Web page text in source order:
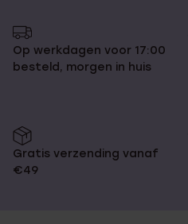
Op werkdagen voor 17:00
besteld, morgen in huis
Gratis verzending vanaf
€49